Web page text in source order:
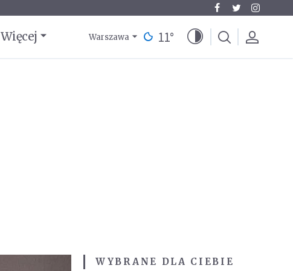
Więcej Warszawa 11°
WYBRANE DLA CIEBIE